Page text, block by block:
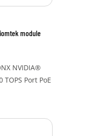
module
NVIDIA®
Port PoE